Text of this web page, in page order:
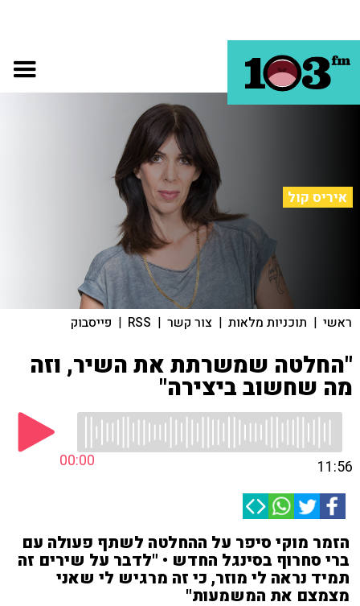
איריס קול
ראשי | תוכניות מלאות | צור קשר |
RSS
| פייסבוק
"החלטה שמשרתת את השיר, וזה
מה שחשוב ביצירה"
00:00 11:56
הזמר מוקי סיפר על ההחלטה לשתף פעולה עם
ברי סחרוף בסינגל החדש • "לדבר על שירים זה
תמיד נראה לי מוזר, כי זה מרגיש לי שאני
מצמצם את המשמעות"